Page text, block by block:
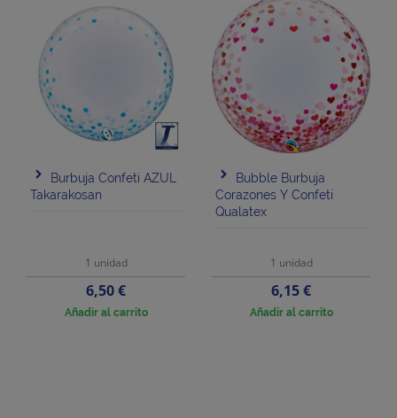
Burbuja Confeti AZUL
Takarakosan
1 unidad
Precio
6,50 €
Añadir al carrito
Bubble Burbuja
Corazones Y Confeti
Qualatex
1 unidad
Precio
6,15 €
Añadir al carrito